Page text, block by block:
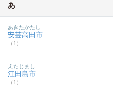
あ
安芸高田市
（1）
あきたかたし
江田島市
（1）
えたじまし